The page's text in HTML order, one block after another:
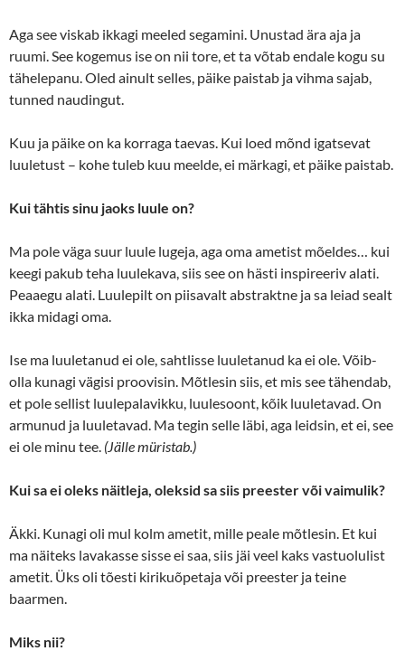
Aga see viskab ikkagi meeled segamini. Unustad ära aja ja
ruumi. See kogemus ise on nii tore, et ta võtab endale kogu su
tähelepanu. Oled ainult selles, päike paistab ja vihma sajab,
tunned naudingut.
Kuu ja päike on ka korraga taevas. Kui loed mõnd igatsevat
luuletust – kohe tuleb kuu meelde, ei märkagi, et päike paistab.
Kui tähtis sinu jaoks luule on?
Ma pole väga suur luule lugeja, aga oma ametist mõeldes… kui
keegi pakub teha luulekava, siis see on hästi inspireeriv alati.
Peaaegu alati. Luulepilt on piisavalt abstraktne ja sa leiad sealt
ikka midagi oma.
Ise ma luuletanud ei ole, sahtlisse luuletanud ka ei ole. Võib-
olla kunagi vägisi proovisin. Mõtlesin siis, et mis see tähendab,
et pole sellist luulepalavikku, luulesoont, kõik luuletavad. On
armunud ja luuletavad. Ma tegin selle läbi, aga leidsin, et ei, see
ei ole minu tee. (Jälle müristab.)
Kui sa ei oleks näitleja, oleksid sa siis preester või vaimulik?
Äkki. Kunagi oli mul kolm ametit, mille peale mõtlesin. Et kui
ma näiteks lavakasse sisse ei saa, siis jäi veel kaks vastuolulist
ametit. Üks oli tõesti kirikuõpetaja või preester ja teine
baarmen.
Miks nii?